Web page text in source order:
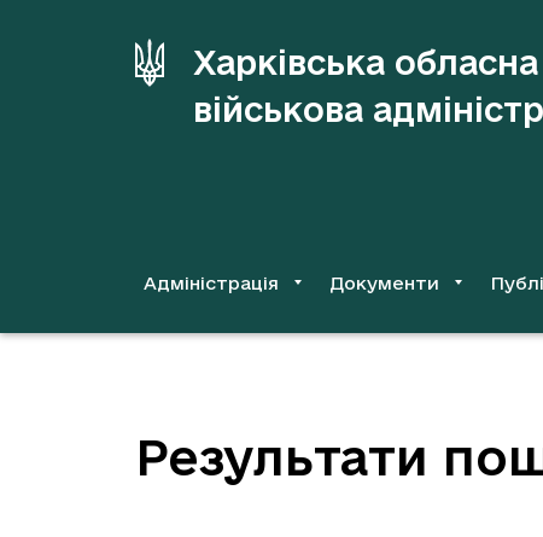
Харківська обласна
військова
Адміністрація Документи
Результати